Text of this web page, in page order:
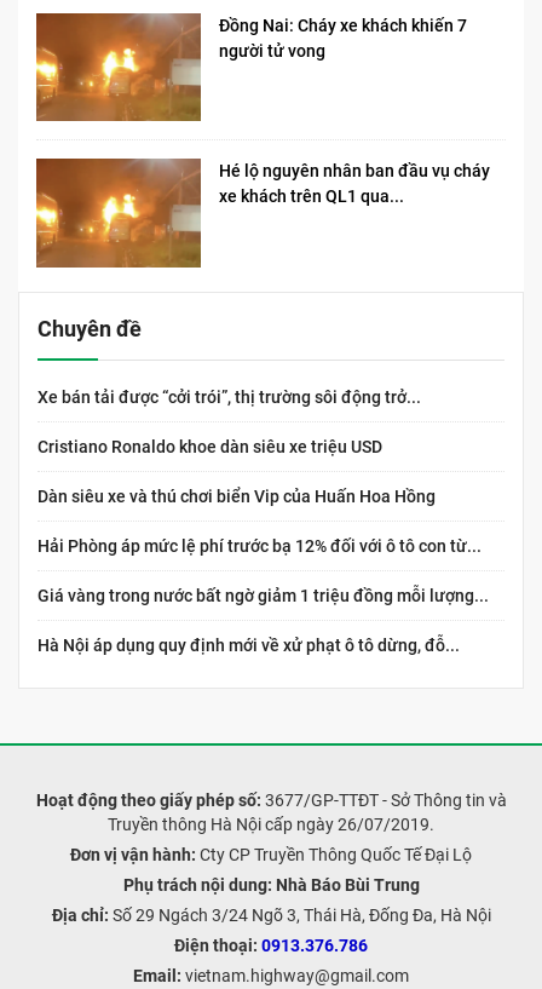
Đồng Nai: Cháy xe khách khiến 7
người tử vong​
Hé lộ nguyên nhân ban đầu vụ cháy
xe khách trên QL1 qua...
Chuyên đề
Xe bán tải được “cởi trói”, thị trường sôi động trở...
Cristiano Ronaldo khoe dàn siêu xe triệu USD
Dàn siêu xe và thú chơi biển Vip của Huấn Hoa Hồng
Hải Phòng áp mức lệ phí trước bạ 12% đối với ô tô con từ...
Giá vàng trong nước bất ngờ giảm 1 triệu đồng mỗi lượng...
Hà Nội áp dụng quy định mới về xử phạt ô tô dừng, đỗ...
Hoạt động theo giấy phép số: 3677/GP-TTĐT - Sở Thông tin và
Truyền thông Hà Nội cấp ngày 26/07/2019.
Đơn vị vận hành: Cty CP Truyền Thông Quốc Tế Đại Lộ
Phụ trách nội dung: Nhà Báo Bùi Trung
Địa chỉ: Số 29 Ngách 3/24 Ngõ 3, Thái Hà, Đống Đa, Hà Nội
Điện thoại: 0913.376.786
Email: vietnam.highway@gmail.com